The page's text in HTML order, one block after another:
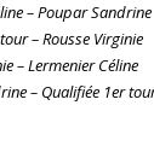
– Poupar Sandrine
– Rousse Virginie
– Lermenier Céline
– Qualifiée 1er